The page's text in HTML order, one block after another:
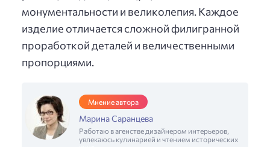
монументальности и великолепия. Каждое
изделие отличается сложной филигранной
проработкой деталей и величественными
пропорциями.
Мнение автора
Марина Саранцева
Работаю в агенстве дизайнером интерьеров,
увлекаюсь кулинарией и чтением исторических